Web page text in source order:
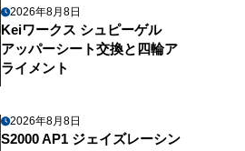
2026年8月8日
Keiワークス シュピーゲル
アッパーシート交換と四輪ア
ライメント
2026年8月8日
S2000 AP1 ジェイズレーシン